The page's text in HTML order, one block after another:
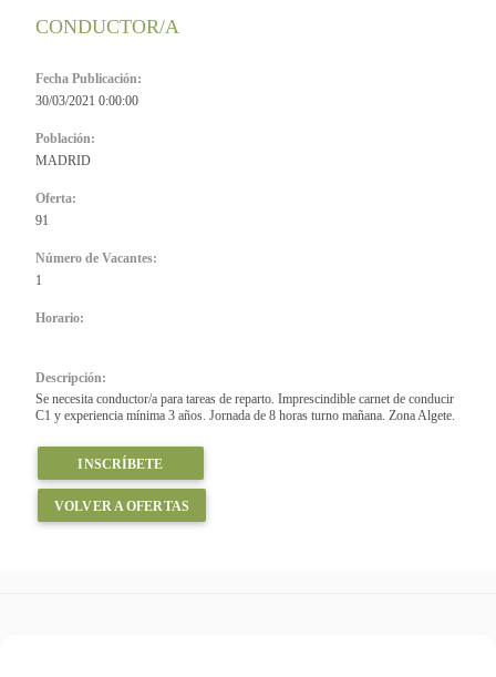
CONDUCTOR/A
Fecha Publicación:
30/03/2021 0:00:00
Población:
MADRID
Oferta:
91
Número de Vacantes:
1
Horario:
Descripción:
Se necesita conductor/a para tareas de reparto. Imprescindible carnet de conducir
C1 y experiencia mínima 3 años. Jornada de 8 horas turno mañana. Zona Algete.
INSCRÍBETE
VOLVER A OFERTAS